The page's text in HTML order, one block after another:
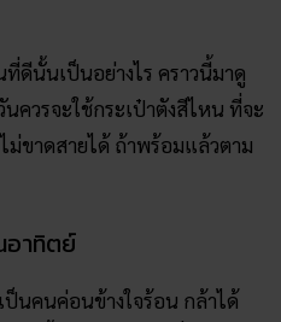
ดีนั้นเป็นอย่างไร คราวนี้มาดู
ควรจะใช้กระเป๋าตังสีไหน ที่จะ
ม่ขาดสายได้ ถ้าพร้อมแล้วตาม
อาทิตย์
นคนค่อนข้างใจร้อน กล้าได้